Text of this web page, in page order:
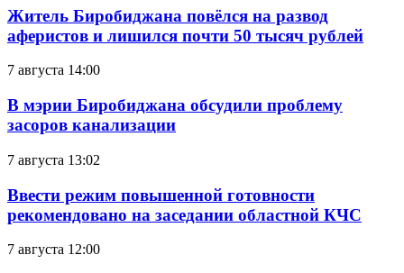
Житель Биробиджана повёлся на развод
аферистов и лишился почти 50 тысяч рублей
7 августа 14:00
В мэрии Биробиджана обсудили проблему
засоров канализации
7 августа 13:02
Ввести режим повышенной готовности
рекомендовано на заседании областной КЧС
7 августа 12:00